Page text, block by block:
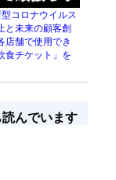
コロナウイルス
と未来の顧客創
店舗で使用でき
食チケット」を
んでいます